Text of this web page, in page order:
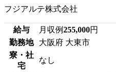
フジアルテ株式会社
給与 月収例255,000円
勤務地
大阪府 大東市
寮・社
宅
なし